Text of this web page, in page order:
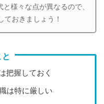
様々な点が異なるので、
ておきましょう！
把握しておく
は特に厳しい